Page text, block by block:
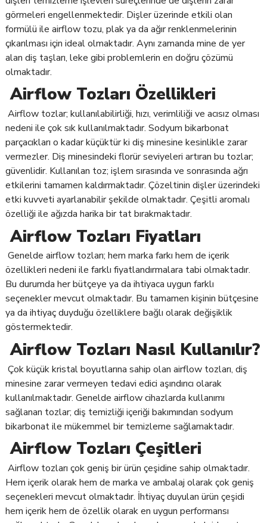
görmeleri engellenmektedir. Dişler üzerinde etkili olan
formülü ile airflow tozu, plak ya da ağır renklenmelerinin
çıkarılması için ideal olmaktadır. Aynı zamanda mine de yer
alan diş taşları, leke gibi problemlerin en doğru çözümü
olmaktadır.
Airflow Tozları Özellikleri
Airflow tozlar; kullanılabilirliği, hızı, verimliliği ve acısız olması
nedeni ile çok sık kullanılmaktadır. Sodyum bikarbonat
parçacıkları o kadar küçüktür ki diş minesine kesinlikle zarar
vermezler. Diş minesindeki florür seviyeleri artıran bu tozlar;
güvenlidir. Kullanılan toz; işlem sırasında ve sonrasında ağrı
etkilerini tamamen kaldırmaktadır. Çözeltinin dişler üzerindeki
etki kuvveti ayarlanabilir şekilde olmaktadır. Çeşitli aromalı
özelliği ile ağızda harika bir tat bırakmaktadır.
Airflow Tozları Fiyatları
Genelde airflow tozları; hem marka farkı hem de içerik
özellikleri nedeni ile farklı fiyatlandırmalara tabi olmaktadır.
Bu durumda her bütçeye ya da ihtiyaca uygun farklı
seçenekler mevcut olmaktadır. Bu tamamen kişinin bütçesine
ya da ihtiyaç duyduğu özelliklere bağlı olarak değişiklik
göstermektedir.
Airflow Tozları Nasıl Kullanılır?
Çok küçük kristal boyutlarına sahip olan airflow tozları, diş
minesine zarar vermeyen tedavi edici aşındırıcı olarak
kullanılmaktadır. Genelde airflow cihazlarda kullanımı
sağlanan tozlar; diş temizliği içeriği bakımından sodyum
bikarbonat ile mükemmel bir temizleme sağlamaktadır.
Airflow Tozları Çeşitleri
Airflow tozları çok geniş bir ürün çeşidine sahip olmaktadır.
Hem içerik olarak hem de marka ve ambalaj olarak çok geniş
seçenekleri mevcut olmaktadır. İhtiyaç duyulan ürün çeşidi
hem içerik hem de özellik olarak en uygun performansı